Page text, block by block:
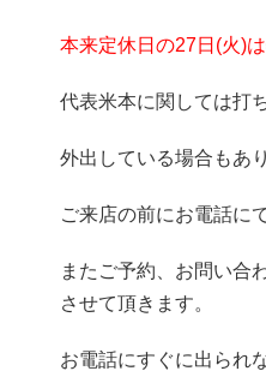
本来定休日の27日(火)
代表米本に関しては打
外出している場合もあ
ご来店の前にお電話に
またご予約、お問い合
させて頂きます。
お電話にすぐに出られ